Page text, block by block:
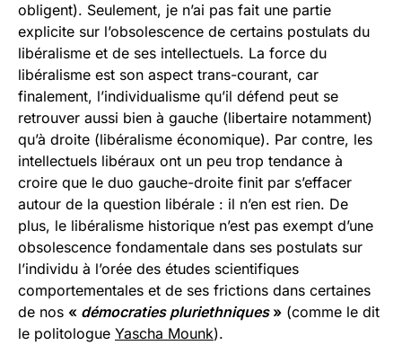
obligent). Seulement, je n’ai pas fait une partie
explicite sur l’obsolescence de certains postulats du
libéralisme et de ses intellectuels. La force du
libéralisme est son aspect trans-courant, car
finalement, l’individualisme qu’il défend peut se
retrouver aussi bien à gauche (libertaire notamment)
qu’à droite (libéralisme économique). Par contre, les
intellectuels libéraux ont un peu trop tendance à
croire que le duo gauche-droite finit par s’effacer
autour de la question libérale : il n’en est rien. De
plus, le libéralisme historique n’est pas exempt d’une
obsolescence fondamentale dans ses postulats sur
l’individu à l’orée des études scientifiques
comportementales et de ses frictions dans certaines
de nos « démocraties pluriethniques» (comme le dit
le politologue Yascha Mounk).